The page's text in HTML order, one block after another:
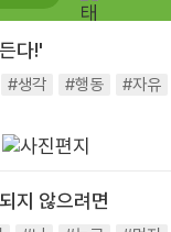
#링컨학교
다!'
#생각 #행동 #자유
지 않으려면